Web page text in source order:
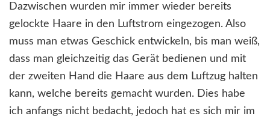
Dazwischen wurden mir immer wieder bereits
gelockte Haare in den Luftstrom eingezogen. Also
muss man etwas Geschick entwickeln, bis man weiß,
dass man gleichzeitig das Gerät bedienen und mit
der zweiten Hand die Haare aus dem Luftzug halten
kann, welche bereits gemacht wurden. Dies habe
ich anfangs nicht bedacht, jedoch hat es sich mir im